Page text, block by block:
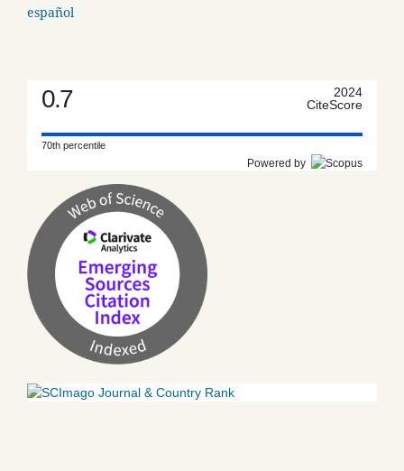
español
0.7
2024
CiteScore
70th percentile
Powered by